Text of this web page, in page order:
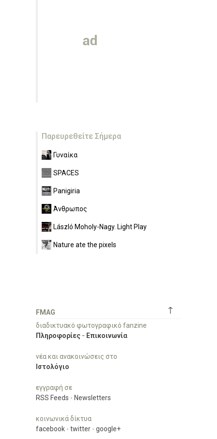
Παρευρεθείτε Σήμερα
Γυναίκα
SPACES
Panigiria
Άνθρωπος
László Moholy-Nagy. Light Play
Nature ate the pixels
↑
FMAG
διαδικτυακό φωτογραφικό fanzine
Πληροφορίες - Επικοινωνία
νέα και ανακοινώσεις στο
Ιστολόγιο
εγγραφή σε
RSS Feeds - Newsletters
κοινωνικά δίκτυα
facebook - twitter - google+